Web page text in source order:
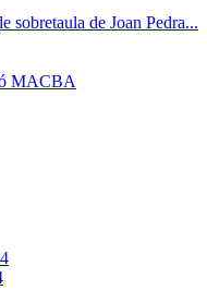
sobretaula de Joan Pedra...
MACBA